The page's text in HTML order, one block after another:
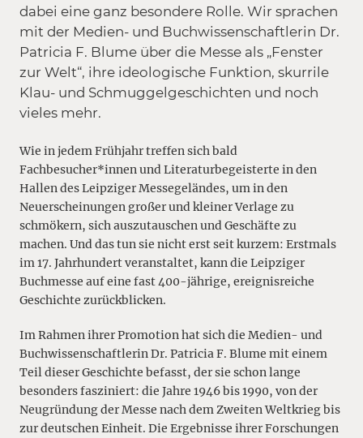
dabei eine ganz besondere Rolle. Wir sprachen
mit der Medien- und Buchwissenschaftlerin Dr.
Patricia F. Blume über die Messe als „Fenster
zur Welt“, ihre ideologische Funktion, skurrile
Klau- und Schmuggelgeschichten und noch
vieles mehr.
Wie in jedem Frühjahr treffen sich bald
Fachbesucher*innen und Literaturbegeisterte in den
Hallen des Leipziger Messegeländes, um in den
Neuerscheinungen großer und kleiner Verlage zu
schmökern, sich auszutauschen und Geschäfte zu
machen. Und das tun sie nicht erst seit kurzem: Erstmals
im 17. Jahrhundert veranstaltet, kann die Leipziger
Buchmesse auf eine fast 400-jährige, ereignisreiche
Geschichte zurückblicken.
Im Rahmen ihrer Promotion hat sich die Medien- und
Buchwissenschaftlerin Dr. Patricia F. Blume mit einem
Teil dieser Geschichte befasst, der sie schon lange
besonders fasziniert: die Jahre 1946 bis 1990, von der
Neugründung der Messe nach dem Zweiten Weltkrieg bis
zur deutschen Einheit. Die Ergebnisse ihrer Forschungen